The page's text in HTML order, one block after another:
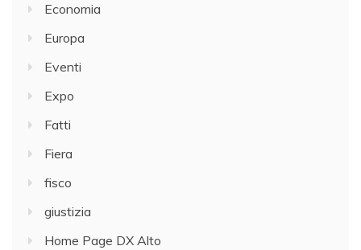
Economia
Europa
Eventi
Expo
Fatti
Fiera
fisco
giustizia
Home Page DX Alto